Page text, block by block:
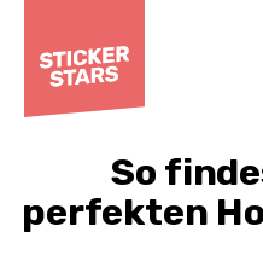
So
perfekten